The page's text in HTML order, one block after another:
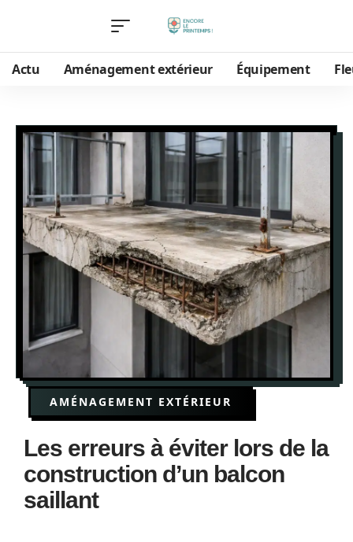
Actu Aménagement extérieur Équipement
AMÉNAGEMENT EXTÉRIEUR
Les erreurs à éviter lors de la
construction d’un balcon
saillant